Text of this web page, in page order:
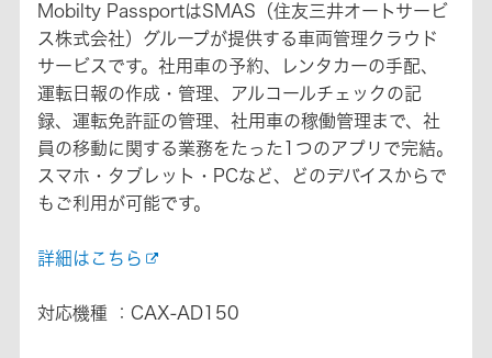
Mobilty PassportはSMAS（住友三井オートサービ
ス株式会社）グループが提供する車両管理クラウド
サービスです。社用車の予約、レンタカーの手配、
運転日報の作成・管理、アルコールチェックの記
録、運転免許証の管理、社用車の稼働管理まで、社
員の移動に関する業務をたった1つのアプリで完結。
スマホ・タブレット・PCなど、どのデバイスからで
もご利用が可能です。
詳細はこちら
対応機種 ：CAX-AD150